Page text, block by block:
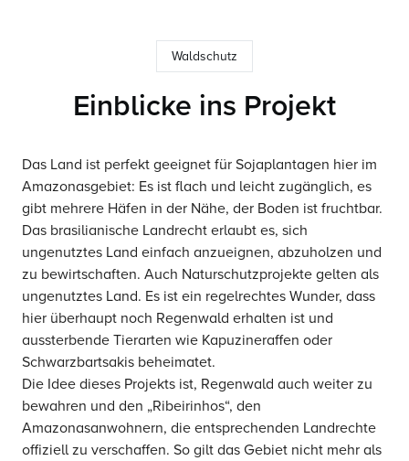
Waldschutz
Einblicke ins Projekt
Das Land ist perfekt geeignet für Sojaplantagen hier im
Amazonasgebiet: Es ist flach und leicht zugänglich, es
gibt mehrere Häfen in der Nähe, der Boden ist fruchtbar.
Das brasilianische Landrecht erlaubt es, sich
ungenutztes Land einfach anzueignen, abzuholzen und
zu bewirtschaften. Auch Naturschutzprojekte gelten als
ungenutztes Land. Es ist ein regelrechtes Wunder, dass
hier überhaupt noch Regenwald erhalten ist und
aussterbende Tierarten wie Kapuzineraffen oder
Schwarzbartsakis beheimatet.
Die Idee dieses Projekts ist, Regenwald auch weiter zu
bewahren und den „Ribeirinhos“, den
Amazonasanwohnern, die entsprechenden Landrechte
offiziell zu verschaffen. So gilt das Gebiet nicht mehr als